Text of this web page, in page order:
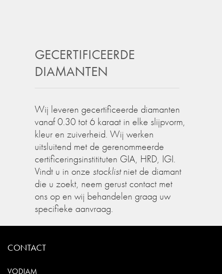
GECERTIFICEERDE
DIAMANTEN
Wij leveren gecertificeerde diamanten
vanaf 0.30 tot 6 karaat in elke slijpvorm,
kleur en zuiverheid. Wij werken
uitsluitend met de gerenommeerde
certificeringsinstitituten GIA, HRD, IGI.
Vindt u in onze stocklistniet de diamant
die u zoekt, neem gerust contact met
ons op en wij behandelen graag uw
specifieke aanvraag.
CONTACT
VODIAM